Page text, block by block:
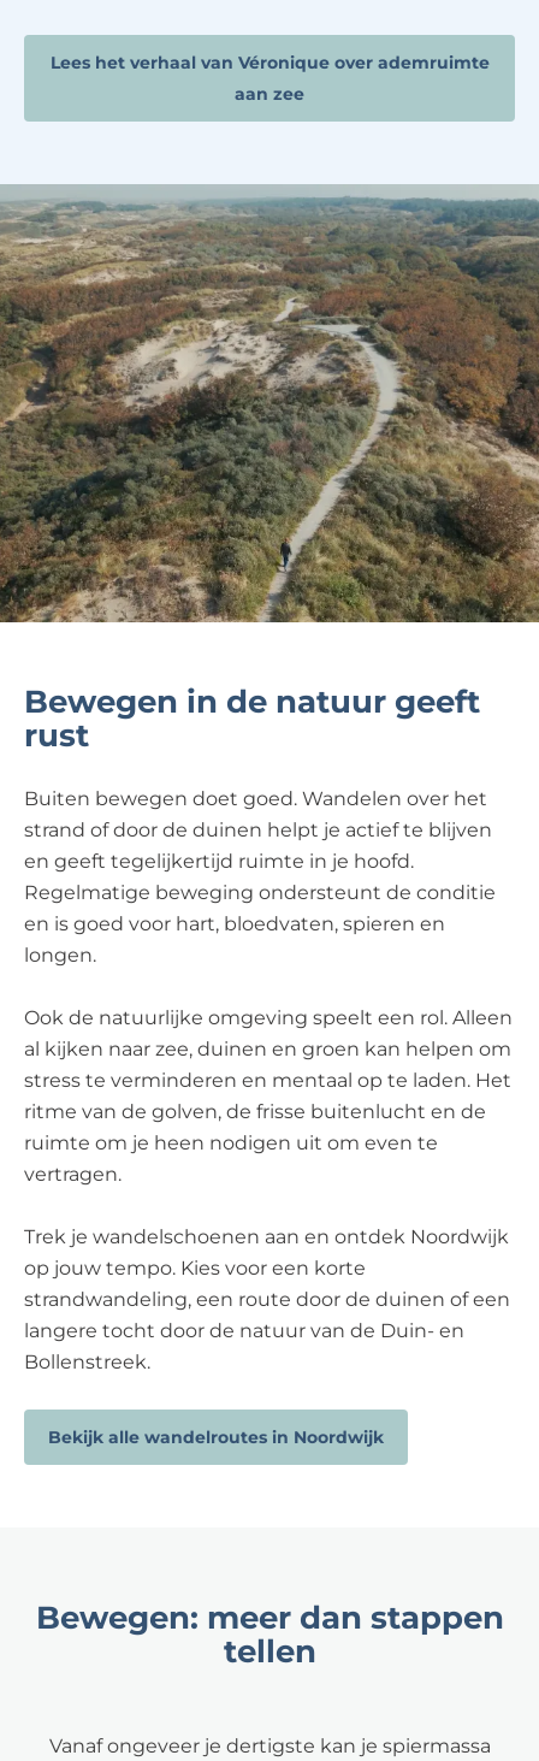
Lees het verhaal van Véronique over ademruimte
aan zee
Bewegen in de natuur geeft
rust
Buiten bewegen doet goed. Wandelen over het
strand of door de duinen helpt je actief te blijven
en geeft tegelijkertijd ruimte in je hoofd.
Regelmatige beweging ondersteunt de conditie
en is goed voor hart, bloedvaten, spieren en
longen.
Ook de natuurlijke omgeving speelt een rol. Alleen
al kijken naar zee, duinen en groen kan helpen om
stress te verminderen en mentaal op te laden. Het
ritme van de golven, de frisse buitenlucht en de
ruimte om je heen nodigen uit om even te
vertragen.
Trek je wandelschoenen aan en ontdek Noordwijk
op jouw tempo. Kies voor een korte
strandwandeling, een route door de duinen of een
langere tocht door de natuur van de Duin- en
Bollenstreek.
Bekijk alle wandelroutes in Noordwijk
Bewegen: meer dan stappen
tellen
Vanaf ongeveer je dertigste kan je spiermassa